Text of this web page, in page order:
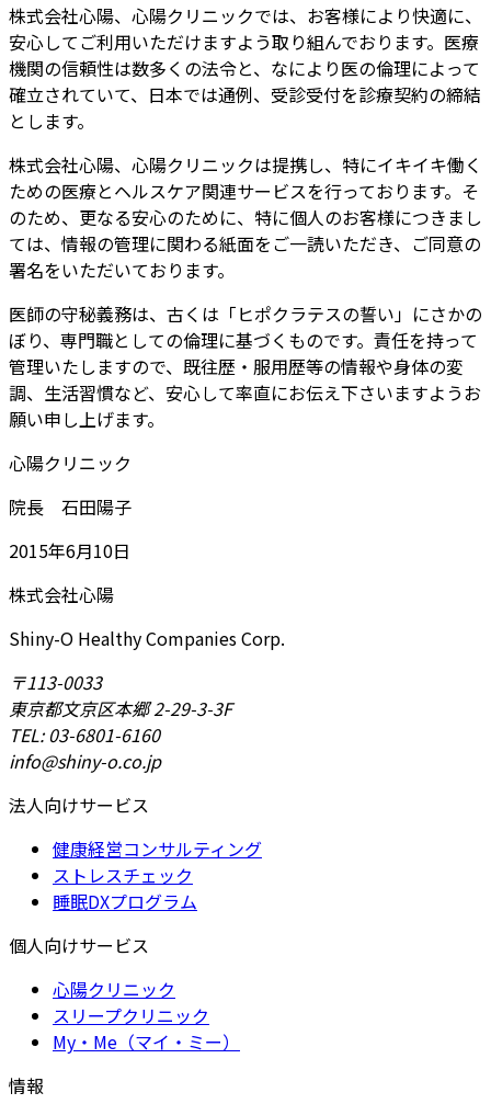
株式会社心陽、心陽クリニックでは、お客様により快適に、
安心してご利用いただけますよう取り組んでおります。医療
機関の信頼性は数多くの法令と、なにより医の倫理によって
確立されていて、日本では通例、受診受付を診療契約の締結
とします。
株式会社心陽、心陽クリニックは提携し、特にイキイキ働く
ための医療とヘルスケア関連サービスを行っております。そ
のため、更なる安心のために、特に個人のお客様につきまし
ては、情報の管理に関わる紙面をご一読いただき、ご同意の
署名をいただいております。
医師の守秘義務は、古くは「ヒポクラテスの誓い」にさかの
ぼり、専門職としての倫理に基づくものです。責任を持って
管理いたしますので、既往歴・服用歴等の情報や身体の変
調、生活習慣など、安心して率直にお伝え下さいますようお
願い申し上げます。
心陽クリニック
院長 石田陽子
2015年6月10日
株式会社心陽
Shiny-O Healthy Companies Corp.
〒113-0033
東京都文京区本郷 2-29-3-3F
TEL: 03-6801-6160
info@shiny-o.co.jp
法人向けサービス
健康経営コンサルティング
ストレスチェック
睡眠DXプログラム
個人向けサービス
心陽クリニック
スリープクリニック
My・Me（マイ・ミー）
情報